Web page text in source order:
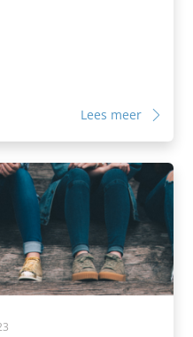
Lees meer